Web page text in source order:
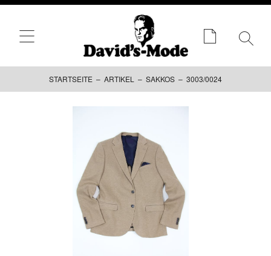
STARTSEITE – ARTIKEL – SAKKOS – 3003/0024